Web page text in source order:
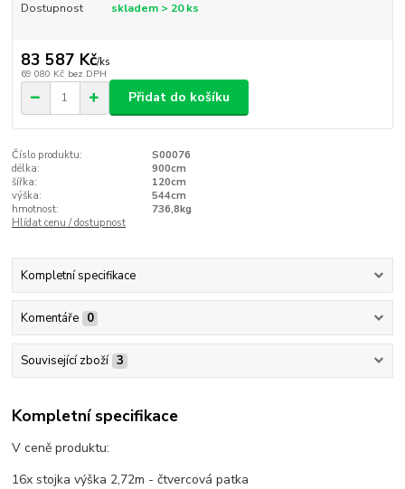
Dostupnost skladem > 20 ks
83 587 Kč/ks
69 080 Kč bez DPH
Přidat do košíku
Číslo produktu:
S00076
délka:
900cm
šířka:
120cm
výška:
544cm
hmotnost:
736,8kg
Hlídat cenu / dostupnost
Kompletní specifikace
Komentáře 0
Související zboží 3
Kompletní specifikace
V ceně produktu:
16x stojka výška 2,72m - čtvercová patka